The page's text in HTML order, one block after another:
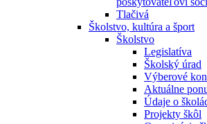
Tlačivá
Školstvo, kultúra a šport
Školstvo
Legislatíva
Školský úrad
Výberové
Aktuálne
Údaje o
Projekty škôl